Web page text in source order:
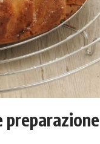
preparazione